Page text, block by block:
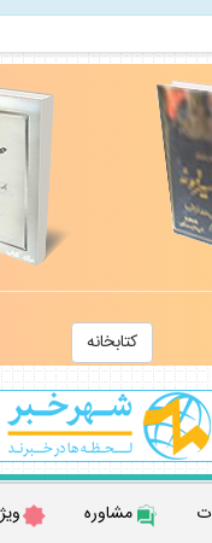
كتابخانه
مشاوره